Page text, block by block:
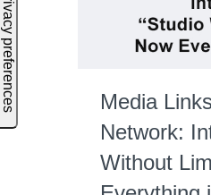
Media
Network:
Without